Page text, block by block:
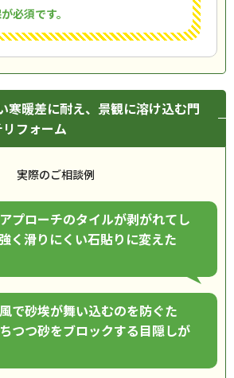
必須です。
寒暖差に耐え、景観に溶け込む門
フォーム
実際のご相談例
プローチのタイルが剥がれてし
く滑りにくい石貼りに変えた
で砂埃が舞い込むのを防ぐた
つつ砂をブロックする目隠しが